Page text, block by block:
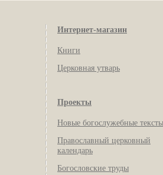
Интернет-магазин
Книги
Церковная утварь
Проекты
Новые богослужебные тексты
Православный церковный
календарь
Богословские труды